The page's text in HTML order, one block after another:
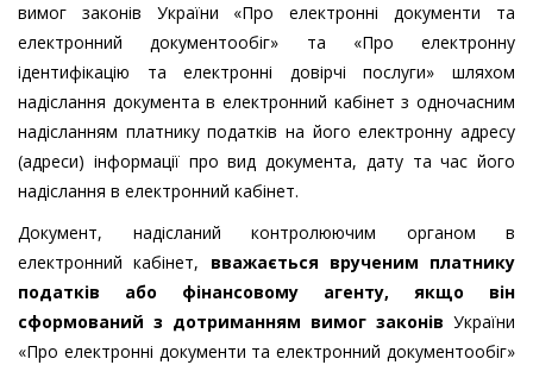
вимог законів України «Про електронні документи та
електронний документообіг» та «Про електронну
ідентифікацію та електронні довірчі послуги» шляхом
надіслання документа в електронний кабінет з одночасним
надісланням платнику податків на його електронну адресу
(адреси) інформації про вид документа, дату та час його
надіслання в електронний кабінет.
Документ, надісланий контролюючим органом в
електронний кабінет, вважається врученим платнику
податків або фінансовому агенту, якщо він
сформований з дотриманням вимог законів України
«Про електронні документи та електронний документообіг»